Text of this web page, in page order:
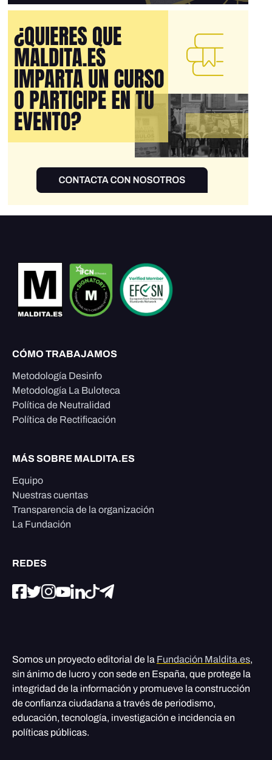
CÓMO TRABAJAMOS
Metodología Desinfo
Metodología La Buloteca
Política de Neutralidad
Política de Rectificación
MÁS SOBRE MALDITA.ES
Equipo
Nuestras cuentas
Transparencia de la organización
La Fundación
REDES
Somos un proyecto editorial de la Fundación Maldita.es,
sin ánimo de lucro y con sede en España, que protege la
integridad de la información y promueve la construcción
de confianza ciudadana a través de periodismo,
educación, tecnología, investigación e incidencia en
políticas públicas.